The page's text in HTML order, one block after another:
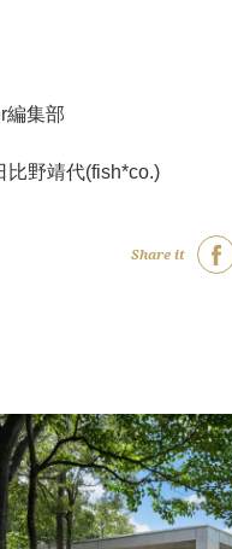
編集部
比野靖代(fish*co.)
Share it